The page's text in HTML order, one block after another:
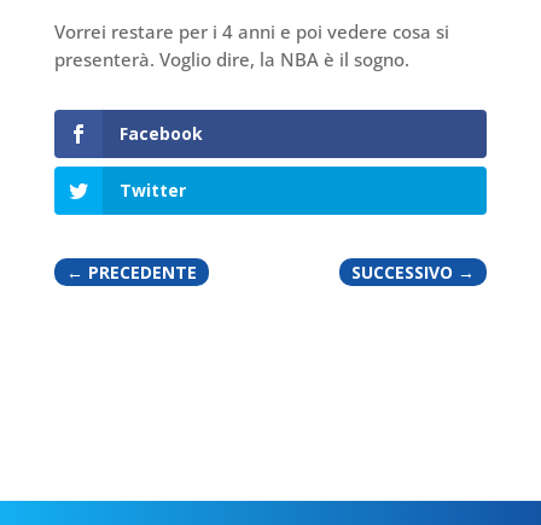
Vorrei restare per i 4 anni e poi vedere cosa si
presenterà. Voglio dire, la NBA è il sogno.
Facebook
Twitter
← PRECEDENTE SUCCESSIVO →